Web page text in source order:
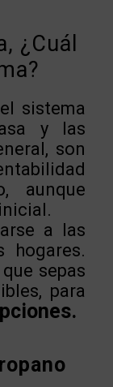
¿Cuál
sistema
y las
son
aunque
a las
hogares.
sepas
para